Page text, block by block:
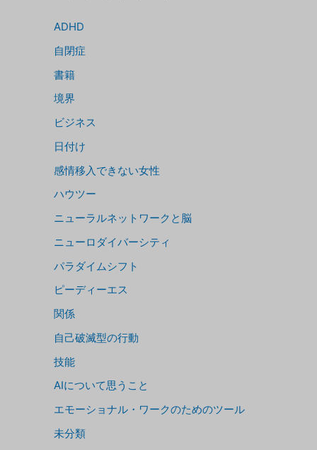
ADHD
自閉症
書籍
境界
ビジネス
日付け
感情移入できない女性
ハウツー
ニューラルネットワークと脳
ニューロダイバーシティ
パラダイムシフト
ピーディーエス
関係
自己破滅型の行動
技能
AIについて思うこと
エモーショナル・ワークのためのツール
未分類